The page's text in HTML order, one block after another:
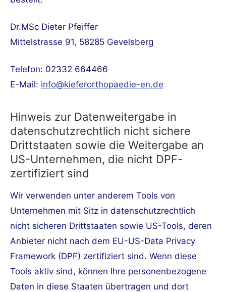
Dr.MSc Dieter Pfeiffer
Mittelstrasse 91, 58285 Gevelsberg
Telefon: 02332 664466
E-Mail: info@kieferorthopaedie-en.de
Hinweis zur Datenweitergabe in
datenschutzrechtlich nicht sichere
Drittstaaten sowie die Weitergabe an
US-Unternehmen, die nicht DPF-
zertifiziert sind
Wir verwenden unter anderem Tools von
Unternehmen mit Sitz in datenschutzrechtlich
nicht sicheren Drittstaaten sowie US-Tools, deren
Anbieter nicht nach dem EU-US-Data Privacy
Framework (DPF) zertifiziert sind. Wenn diese
Tools aktiv sind, können Ihre personenbezogene
Daten in diese Staaten übertragen und dort